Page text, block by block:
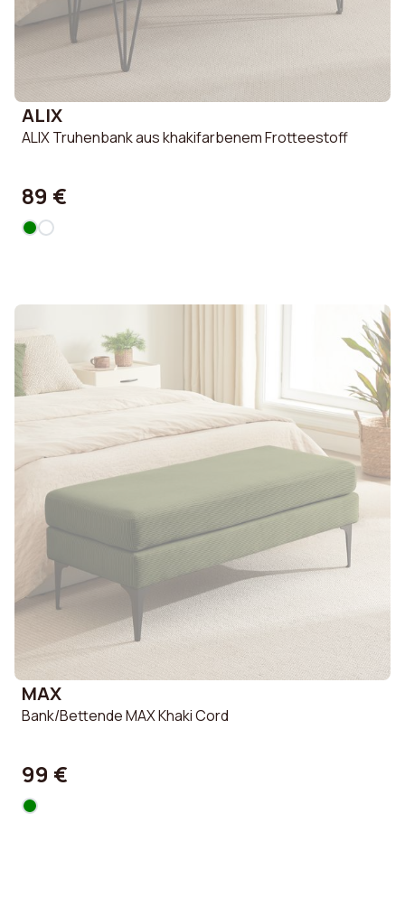
ALIX
ALIX Truhenbank aus khakifarbenem Frotteestoff
89 €
MAX
Bank/Bettende MAX Khaki Cord
99 €